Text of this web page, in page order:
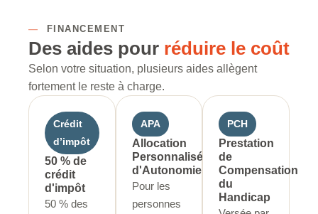
— FINANCEMENT
Des aides pour réduire le coût
Selon votre situation, plusieurs aides allègent
fortement le reste à charge.
Crédit
d’impôt
50 % de
crédit
d'impôt
50 % des
APA
Allocation
Personnalisée
d'Autonomie
Pour les
personnes
PCH
Prestation
de
Compensation
du
Handicap